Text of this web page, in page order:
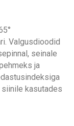
Valgusdioodid
seinale
ja
siinile kasutades